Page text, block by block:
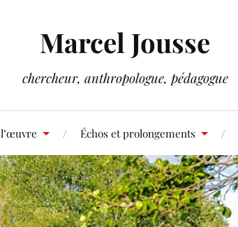
Marcel Jousse
chercheur, anthropologue, pédagogue
Échos et prolongements